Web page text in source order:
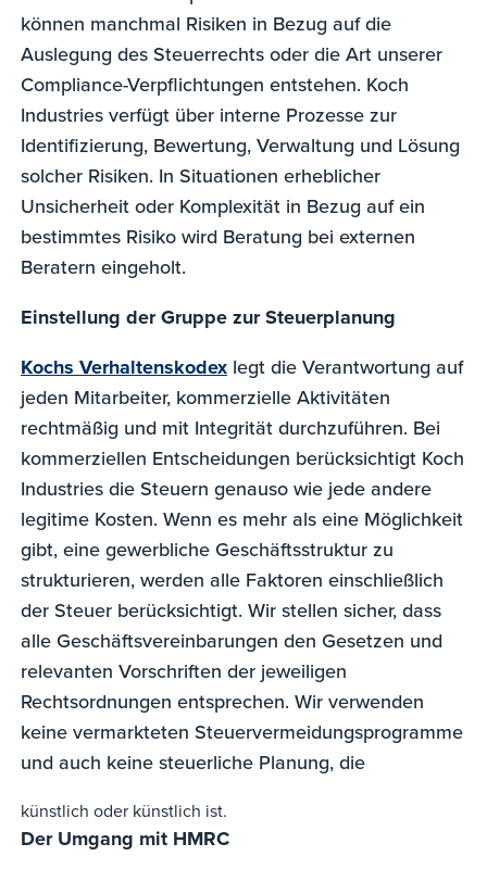
können manchmal Risiken in Bezug auf die
Auslegung des Steuerrechts oder die Art unserer
Compliance-Verpflichtungen entstehen. Koch
Industries verfügt über interne Prozesse zur
Identifizierung, Bewertung, Verwaltung und Lösung
solcher Risiken. In Situationen erheblicher
Unsicherheit oder Komplexität in Bezug auf ein
bestimmtes Risiko wird Beratung bei externen
Beratern eingeholt.
Einstellung der Gruppe zur Steuerplanung
Kochs Verhaltenskodex legt die Verantwortung auf
jeden Mitarbeiter, kommerzielle Aktivitäten
rechtmäßig und mit Integrität durchzuführen. Bei
kommerziellen Entscheidungen berücksichtigt Koch
Industries die Steuern genauso wie jede andere
legitime Kosten. Wenn es mehr als eine Möglichkeit
gibt, eine gewerbliche Geschäftsstruktur zu
strukturieren, werden alle Faktoren einschließlich
der Steuer berücksichtigt. Wir stellen sicher, dass
alle Geschäftsvereinbarungen den Gesetzen und
relevanten Vorschriften der jeweiligen
Rechtsordnungen entsprechen. Wir verwenden
keine vermarkteten Steuervermeidungsprogramme
und auch keine steuerliche Planung, die
künstlich oder künstlich ist.
Der Umgang mit HMRC